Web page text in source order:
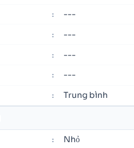
: ---
: ---
: ---
: ---
: Trung bình
: Nhỏ